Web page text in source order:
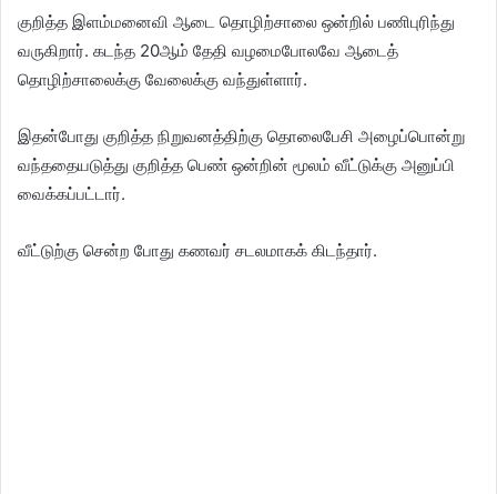
குறித்த இளம்மனைவி ஆடை தொழிற்சாலை ஒன்றில் பணிபுரிந்து
வருகிறார். கடந்த 20ஆம் தேதி வழமைபோலவே ஆடைத்
தொழிற்சாலைக்கு வேலைக்கு வந்துள்ளார்.
இதன்போது குறித்த நிறுவனத்திற்கு தொலைபேசி அழைப்பொன்று
வந்ததையடுத்து குறித்த பெண் ஒன்றின் மூலம் வீட்டுக்கு அனுப்பி
வைக்கப்பட்டார்.
வீட்டுற்கு சென்ற போது கணவர் சடலமாகக் கிடந்தார்.